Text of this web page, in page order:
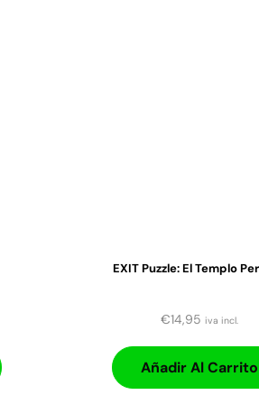
EXIT Puzzle: El Templo
€14,95 iva incl.
Añadir Al Carrito